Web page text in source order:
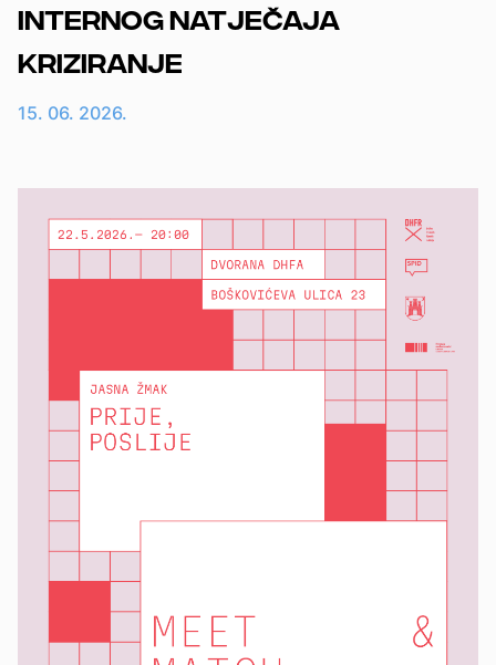
internog natječaja
Kriziranje
15. 06. 2026.